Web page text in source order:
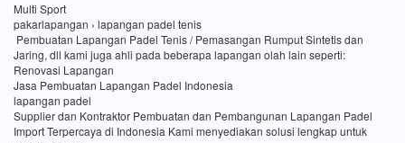
Multi Sport
pakarlapangan › lapangan padel tenis
Pembuatan Lapangan Padel Tenis / Pemasangan Rumput Sintetis dan
Jaring, dll kami juga ahli pada beberapa lapangan olah lain seperti:
Renovasi Lapangan
Jasa Pembuatan Lapangan Padel Indonesia
lapangan padel
Supplier dan Kontraktor Pembuatan dan Pembangunan Lapangan Padel
Import Terpercaya di Indonesia Kami menyediakan solusi lengkap untuk